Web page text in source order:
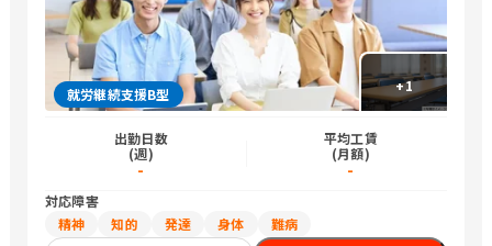
+1
就労継続支援B型
出勤日数
(週)
-
平均工賃
(月額)
-
対応障害
精神
知的 発達 身体 難病